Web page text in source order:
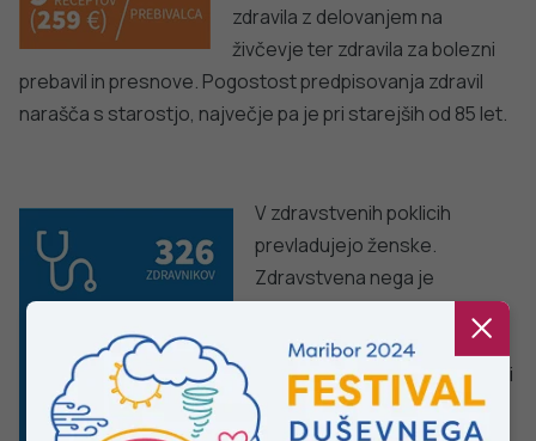
Stopite v stik z nami
POŠLJI VPRAŠANJE
Facebook Twitter